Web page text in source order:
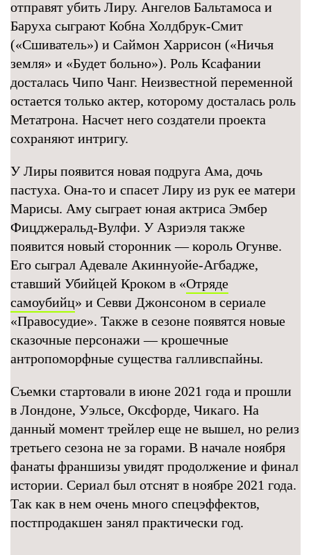
отправят убить Лиру. Ангелов Бальтамоса и
Баруха сыграют Кобна Холдбрук‑Смит
(«Сшиватель») и Саймон Харрисон («Ничья
земля» и «Будет больно»). Роль Ксафании
досталась Чипо Чанг. Неизвестной переменной
остается только актер, которому досталась роль
Метатрона. Насчет него создатели проекта
сохраняют интригу.
У Лиры появится новая подруга Ама, дочь
пастуха. Она-то и спасет Лиру из рук ее матери
Марисы. Аму сыграет юная актриса Эмбер
Фицджеральд‑Вулфи. У Азриэля также
появится новый сторонник — король Огунве.
Его сыграл Адевале Акиннуойе‑Агбадже,
ставший Убийцей Кроком в «Отряде
самоубийц» и Севви Джонсоном в сериале
«Правосудие». Также в сезоне появятся новые
сказочные персонажи — крошечные
антропоморфные существа галливспайны.
Съемки стартовали в июне 2021 года и прошли
в Лондоне, Уэльсе, Оксфорде, Чикаго. На
данный момент трейлер еще не вышел, но релиз
третьего сезона не за горами. В начале ноября
фанаты франшизы увидят продолжение и финал
истории. Сериал был отснят в ноябре 2021 года.
Так как в нем очень много спецэффектов,
постпродакшен занял практически год.